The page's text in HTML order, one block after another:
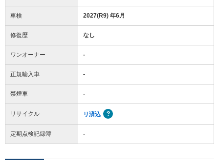
車検 2027(R9) 年6月
修復歴 なし
ワンオーナー -
正規輸入車 -
禁煙車 -
リサイクル リ済込
定期点検記録簿 -